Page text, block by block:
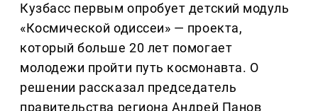
Кузбасс первым опробует детский модуль
«Космической одиссеи» — проекта,
который больше 20 лет помогает
молодежи пройти путь космонавта. О
решении рассказал председатель
правительства региона Андрей Панов